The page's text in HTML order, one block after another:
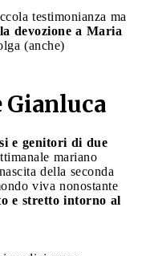
testimonianza ma
la devozione a Maria
(anche)
Gianluca
e genitori di due
mariano
della seconda
viva nonostante
e stretto intorno al